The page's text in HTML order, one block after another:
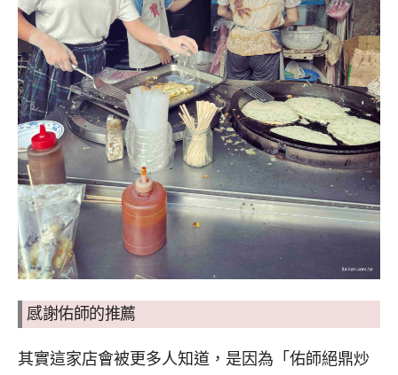
感謝佑師的推薦
其實這家店會被更多人知道，是因為「佑師絕鼎炒